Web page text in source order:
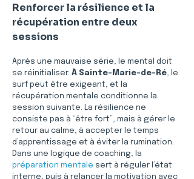
Renforcer la résilience et la
récupération entre deux
sessions
Après une mauvaise série, le mental doit
se réinitialiser. À Sainte-Marie-de-Ré, le
surf peut être exigeant, et la
récupération mentale conditionne la
session suivante. La résilience ne
consiste pas à “être fort”, mais à gérer le
retour au calme, à accepter le temps
d’apprentissage et à éviter la rumination.
Dans une logique de coaching, la
préparation mentale sert à réguler l’état
interne, puis à relancer la motivation avec